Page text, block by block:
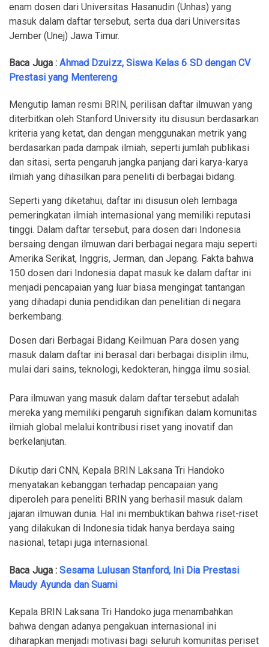
enam dosen dari Universitas Hasanudin (Unhas) yang
masuk dalam daftar tersebut, serta dua dari Universitas
Jember (Unej) Jawa Timur.
Baca Juga :Ahmad Dzuizz, Siswa Kelas 6 SD dengan CV
Prestasi yang Mentereng
Mengutip laman resmi BRIN, perilisan daftar ilmuwan yang
diterbitkan oleh Stanford University itu disusun berdasarkan
kriteria yang ketat, dan dengan menggunakan metrik yang
berdasarkan pada dampak ilmiah, seperti jumlah publikasi
dan sitasi, serta pengaruh jangka panjang dari karya-karya
ilmiah yang dihasilkan para peneliti di berbagai bidang.
Seperti yang diketahui, daftar ini disusun oleh lembaga
pemeringkatan ilmiah internasional yang memiliki reputasi
tinggi. Dalam daftar tersebut, para dosen dari Indonesia
bersaing dengan ilmuwan dari berbagai negara maju seperti
Amerika Serikat, Inggris, Jerman, dan Jepang. Fakta bahwa
150 dosen dari Indonesia dapat masuk ke dalam daftar ini
menjadi pencapaian yang luar biasa mengingat tantangan
yang dihadapi dunia pendidikan dan penelitian di negara
berkembang.
Dosen dari Berbagai Bidang Keilmuan Para dosen yang
masuk dalam daftar ini berasal dari berbagai disiplin ilmu,
mulai dari sains, teknologi, kedokteran, hingga ilmu sosial.
Para ilmuwan yang masuk dalam daftar tersebut adalah
mereka yang memiliki pengaruh signifikan dalam komunitas
ilmiah global melalui kontribusi riset yang inovatif dan
berkelanjutan.
Dikutip dari CNN, Kepala BRIN Laksana Tri Handoko
menyatakan kebanggan terhadap pencapaian yang
diperoleh para peneliti BRIN yang berhasil masuk dalam
jajaran ilmuwan dunia. Hal ini membuktikan bahwa riset-riset
yang dilakukan di Indonesia tidak hanya berdaya saing
nasional, tetapi juga internasional.
Baca Juga :Sesama Lulusan Stanford, Ini Dia Prestasi
Maudy Ayunda dan Suami
Kepala BRIN Laksana Tri Handoko juga menambahkan
bahwa dengan adanya pengakuan internasional ini
diharapkan menjadi motivasi bagi seluruh komunitas periset